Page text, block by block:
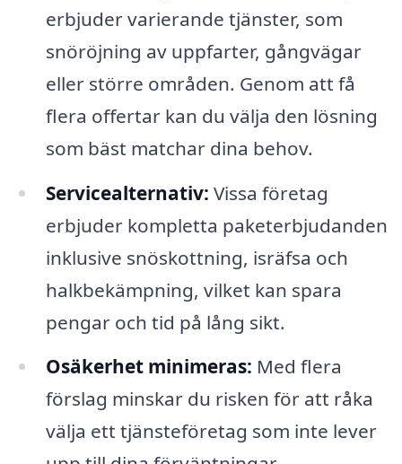
erbjuder varierande tjänster, som
snöröjning av uppfarter, gångvägar
eller större områden. Genom att få
flera offertar kan du välja den lösning
som bäst matchar dina behov.
Servicealternativ: Vissa företag
erbjuder kompletta paketerbjudanden
inklusive snöskottning, isräfsa och
halkbekämpning, vilket kan spara
pengar och tid på lång sikt.
Osäkerhet minimeras: Med flera
förslag minskar du risken för att råka
välja ett tjänsteföretag som inte lever